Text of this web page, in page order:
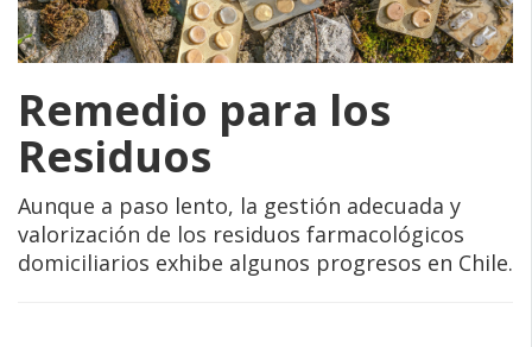
Remedio para los
Residuos
Aunque a paso lento, la gestión adecuada y
valorización de los residuos farmacológicos
domiciliarios exhibe algunos progresos en Chile.